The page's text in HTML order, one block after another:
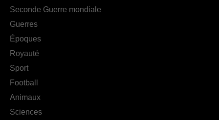
Seconde Guerre mondiale
Guerres
Époques
Royauté
Sport
Football
Animaux
Sciences